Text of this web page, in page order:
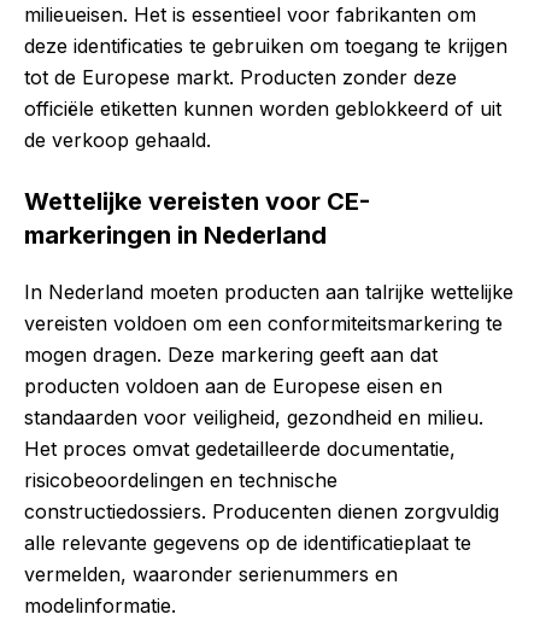
milieueisen. Het is essentieel voor fabrikanten om
deze identificaties te gebruiken om toegang te krijgen
tot de Europese markt. Producten zonder deze
officiële etiketten kunnen worden geblokkeerd of uit
de verkoop gehaald.
Wettelijke vereisten voor CE-
markeringen in Nederland
In Nederland moeten producten aan talrijke wettelijke
vereisten voldoen om een conformiteitsmarkering te
mogen dragen. Deze markering geeft aan dat
producten voldoen aan de Europese eisen en
standaarden voor veiligheid, gezondheid en milieu.
Het proces omvat gedetailleerde documentatie,
risicobeoordelingen en technische
constructiedossiers. Producenten dienen zorgvuldig
alle relevante gegevens op de identificatieplaat te
vermelden, waaronder serienummers en
modelinformatie.